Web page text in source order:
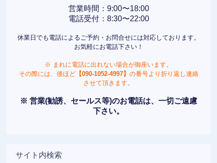
営業時間：9:00〜18:00
電話受付：8:30〜22:00
休業日でも電話によるご予約・お問合せには対応しております。
お気軽にお電話下さい！
※ まれに電話に出れない場合が御座います。
その際には、後ほど【090-1052-4997】 の番号より折り返し連絡
させて頂きます。
※ 営業(勧誘、セールス等)のお電話は、一切ご遠慮
下さい。
サイト内検索